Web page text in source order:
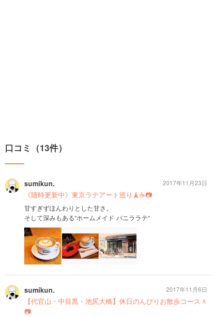
口コミ（13件）
sumikun.
《随時更新中》東京ラテアート巡り🗼☕️📷
甘すぎずほんわりとした甘さ。
そして深みもある“ホームメイド バニララテ“
2017年11月23日
sumikun.
【代官山・中目黒・池尻大橋】休日のんびりお散歩コース🚶
📷
2017年11月6日